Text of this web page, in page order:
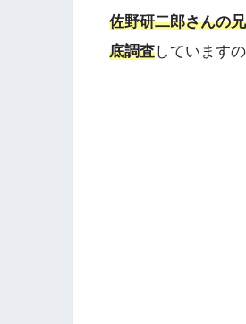
佐野研二郎さんの
底調査しています